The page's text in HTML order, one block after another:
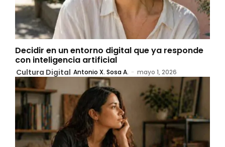
Decidir en un entorno digital que ya responde
con inteligencia artificial
Cultura Digital Antonio X. Sosa A. - mayo 1, 2026